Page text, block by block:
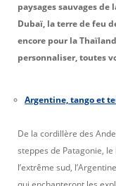
paysages sauvages de
Dubaï, la terre de feu
encore pour la
personnaliser, toutes
Argentine, tango et
De la cordillère des
steppes de Patagonie,
l’extrême sud,